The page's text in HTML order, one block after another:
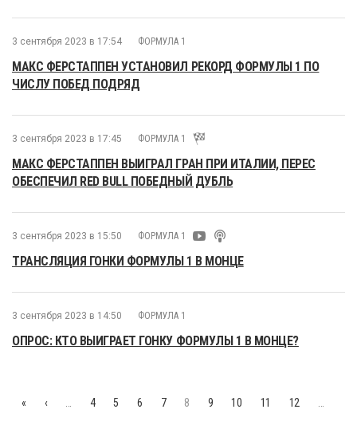
3 сентября 2023 в 17:54 ФОРМУЛА 1
МАКС ФЕРСТАППЕН УСТАНОВИЛ РЕКОРД ФОРМУЛЫ 1 ПО
ЧИСЛУ ПОБЕД ПОДРЯД
3 сентября 2023 в 17:45 ФОРМУЛА 1
МАКС ФЕРСТАППЕН ВЫИГРАЛ ГРАН ПРИ ИТАЛИИ, ПЕРЕС
ОБЕСПЕЧИЛ RED BULL ПОБЕДНЫЙ ДУБЛЬ
3 сентября 2023 в 15:50 ФОРМУЛА 1
ТРАНСЛЯЦИЯ ГОНКИ ФОРМУЛЫ 1 В МОНЦЕ
3 сентября 2023 в 14:50 ФОРМУЛА 1
ОПРОС: КТО ВЫИГРАЕТ ГОНКУ ФОРМУЛЫ 1 В МОНЦЕ?
« ‹ 4 5 6 7 8 9 10 11 12